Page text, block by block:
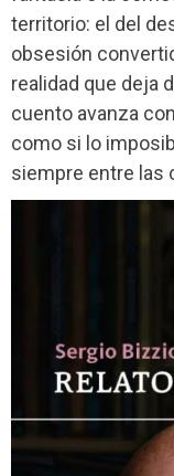
territorio: el del
obsesión
realidad que deja
cuento avanza
como si lo
siempre entre las